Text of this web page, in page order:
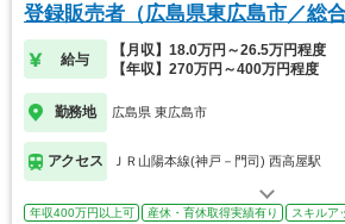
登録販売者（広島県東広島市／総合
給与
【月収】18.0万円～26.5万円程度
【年収】270万円～400万円程度
勤務地 広島県 東広島市
アクセス ＪＲ山陽本線(神戸－門司) 西高屋駅
年収400万円以上可 産休・育休取得実績有り スキルア